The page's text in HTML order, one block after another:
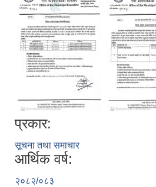
प्रकार:
सूचना तथा समाचार
आर्थिक वर्ष:
२०८२/०८३